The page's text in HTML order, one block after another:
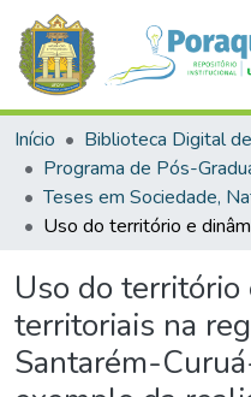
Início
Uso do território
territoriais na
Santarém-